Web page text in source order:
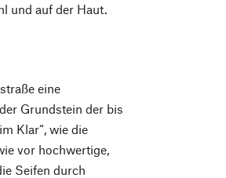
und auf der Haut.
eine
Grundstein der bis
Klar“, wie die
vor hochwertige,
Seifen durch